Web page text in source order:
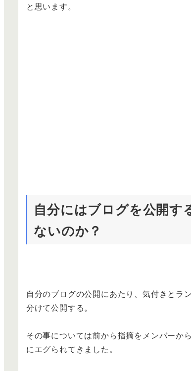
と思います。
自分にはブログを公開
ないのか？
自分のブログの公開にあたり、気付きとラ
分けて公開する。
その事については前から指摘をメンバーか
にエグられてきました。